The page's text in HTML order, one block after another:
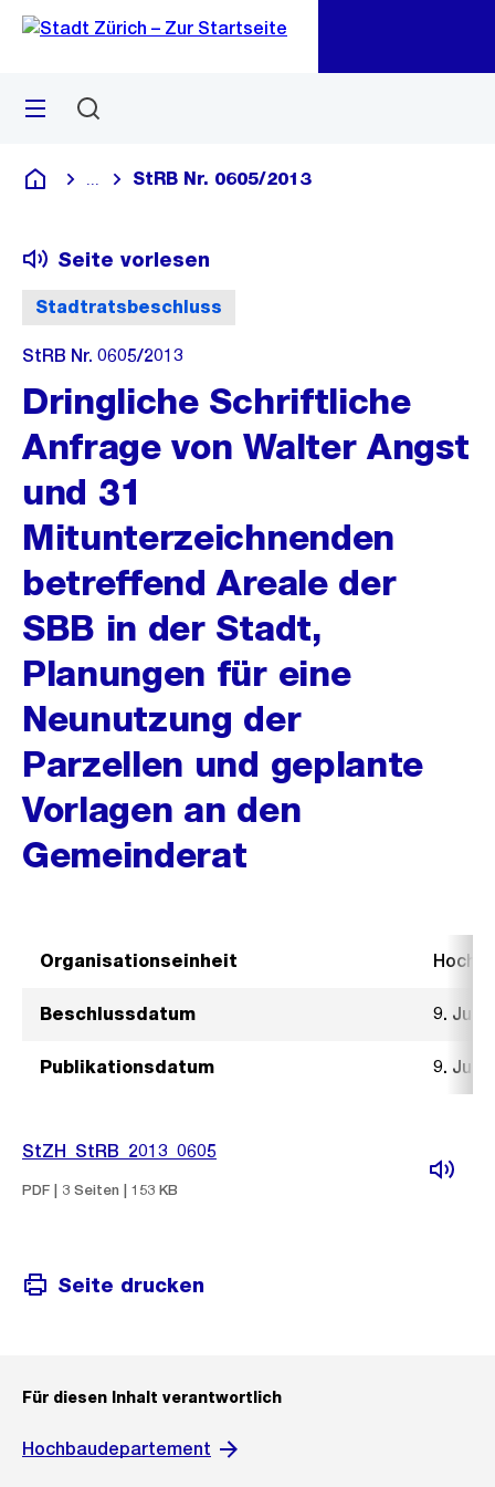
Navigation
Sprunglink
Menü
Deutsch
Blende alle Breadcrumbs ein
StRB Nr. 0605/2013
Stadtratsbeschluss
Seite vorlesen
StRB Nr. 0605/2013
Dringliche Schriftliche
Anfrage von Walter Angst
und 31
Mitunterzeichnenden
betreffend Areale der
SBB in der Stadt,
Planungen für eine
Neunutzung der
Parzellen und geplante
Vorlagen an den
Gemeinderat
Organisationseinheit
Beschlussdatum 9. Juli
Publikationsdatum 9. Juli
StZH_StRB_2013_0605
PDF | 3 Seiten | 153 KB
Seite drucken
Für diesen Inhalt verantwortlich
Hochbaudepartement